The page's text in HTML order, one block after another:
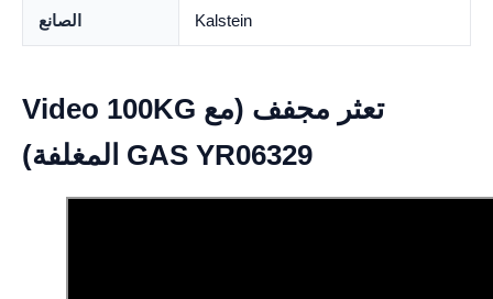
الصانع Kalstein
Video 100KG تعثر مجفف (مع
المغلفة) GAS YR06329